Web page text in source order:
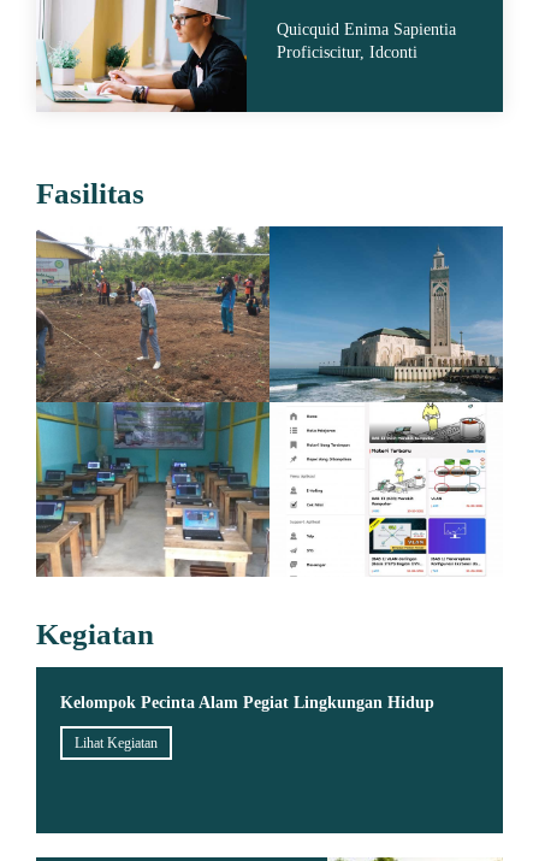
Quicquid Enima Sapientia
Proficiscitur, Idconti
Fasilitas
Kegiatan
Kelompok Pecinta Alam Pegiat Lingkungan Hidup
Lihat Kegiatan